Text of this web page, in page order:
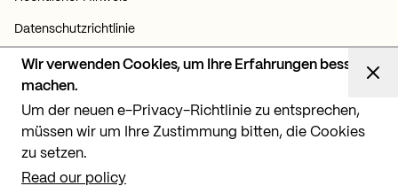
Wir verwenden Cookies, um Ihre Erfahrungen besser
machen.
Um der neuen e-Privacy-Richtlinie zu entsprechen,
müssen wir um Ihre Zustimmung bitten, die Cookies
zu setzen.
Read our policy
Datenschutzrichtlinie
Cookie-Richtlinie
NEWSLETTER
Abonnieren Sie sich und erfahren Sie alles über unsere
Neuigkeiten, Produkte und Lichtprojekte.
Abonnieren